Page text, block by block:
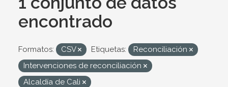
encontrado
Formatos: CSV Etiquetas:
Reconciliación
Intervenciones de reconciliación
Alcaldía de Cali